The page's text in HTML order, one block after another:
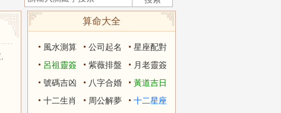
算命大全
風水測算 公司起名
星座配對
呂祖靈簽
紫薇排盤
月老靈簽
號碼吉凶
八字合婚
黃道吉日
十二生肖
周公解夢
十二星座